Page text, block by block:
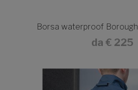
Borsa waterproof
da € 225